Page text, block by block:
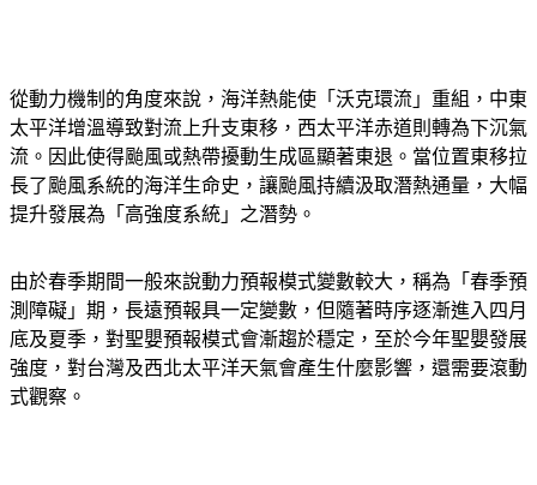
太平洋增溫導致對流上升支東移，西太平洋赤道則轉為下沉氣
流。​因此使得颱風或熱帶擾動生成區顯著東退。當位置東移拉
長了颱風系統的海洋生命史，讓颱風持續汲取潛熱通量，大幅
提升發展為「高強度系統」之潛勢。
測障礙」期，長遠預報具一定變數，但隨著時序逐漸進入四月
底及夏季，對聖嬰預報模式會漸趨於穩定，至於今年聖嬰發展
強度，對台灣及西北太平洋天氣會產生什麼影響，還需要滾動
式觀察。